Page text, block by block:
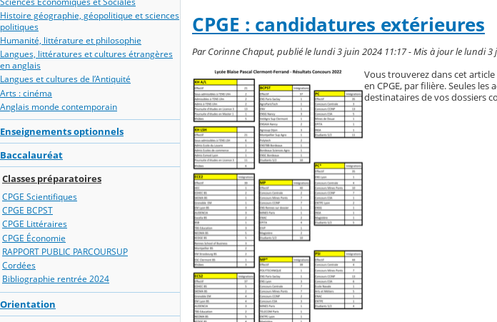
Histoire géographie, géopolitique et sciences
politiques
Humanité, littérature et philosophie
Langues, littératures et cultures étrangères
en anglais
Langues et cultures de l’Antiquité
Arts : cinéma
Anglais monde contemporain
Enseignements optionnels
Baccalauréat
Classes préparatoires
CPGE Scientifiques
CPGE BCPST
CPGE Littéraires
CPGE Économie
RAPPORT PUBLIC PARCOURSUP
Cordées
Bibliographie rentrée 2024
Orientation
CPGE : candidatures extérieures
Par Corinne Chaput, publié le lundi 3 juin 2024 11:17 - Mis à jour le lundi 3
Vous trouverez dans cet
en CPGE, par filière. Seules
destinataires de vos dossiers